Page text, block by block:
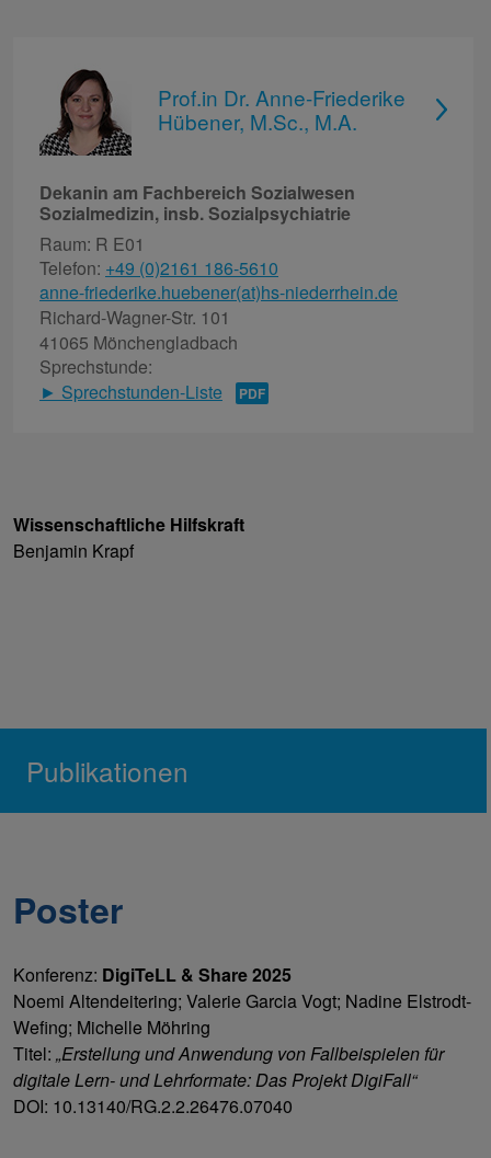
Prof.in Dr. Anne-Friederike
Hübener, M.Sc., M.A.
Dekanin am Fachbereich Sozialwesen
Sozialmedizin, insb. Sozialpsychiatrie
Raum: R E01
Telefon: +49 (0)2161 186-5610
anne-friederike.huebener(at)hs-niederrhein.de
Richard-Wagner-Str. 101
41065 Mönchengladbach
Sprechstunde:
► Sprechstunden-Liste
Wissenschaftliche Hilfskraft
Benjamin Krapf
Publikationen
Poster
Konferenz: DigiTeLL & Share 2025
Noemi Altendeitering; Valerie Garcia Vogt; Nadine Elstrodt-
Wefing; Michelle Möhring
Titel: „Erstellung und Anwendung von Fallbeispielen für
digitale Lern- und Lehrformate: Das Projekt DigiFall“
DOI: 10.13140/RG.2.2.26476.07040